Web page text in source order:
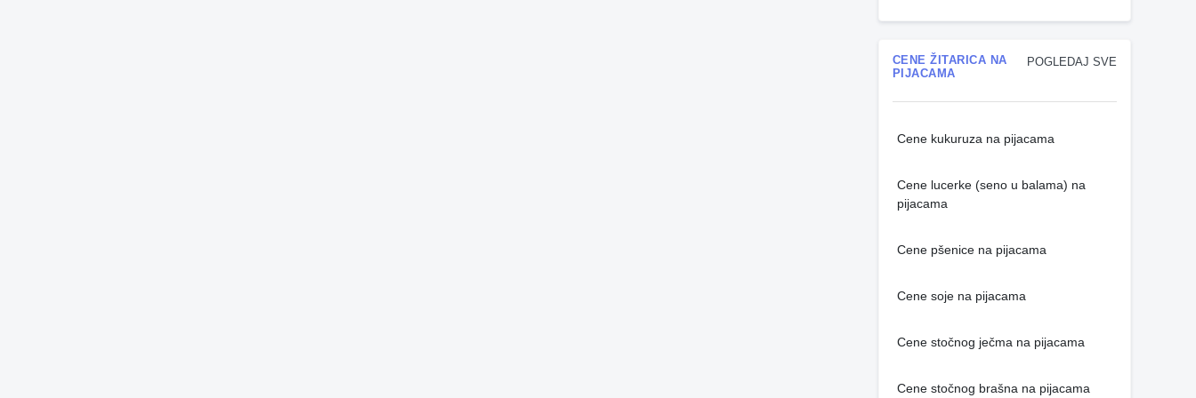
POGLEDAJ SVE
CENE ŽITARICA NA
PIJACAMA
Cene kukuruza na pijacama
Cene lucerke (seno u balama) na
pijacama
Cene pšenice na pijacama
Cene soje na pijacama
Cene stočnog ječma na pijacama
Cene stočnog brašna na pijacama